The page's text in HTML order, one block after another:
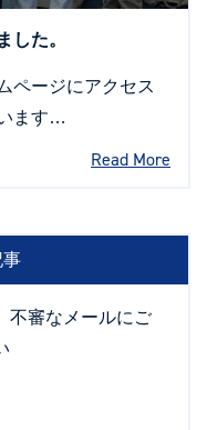
した。
ページにアクセス
ます…
Read More
事
不審なメールにご